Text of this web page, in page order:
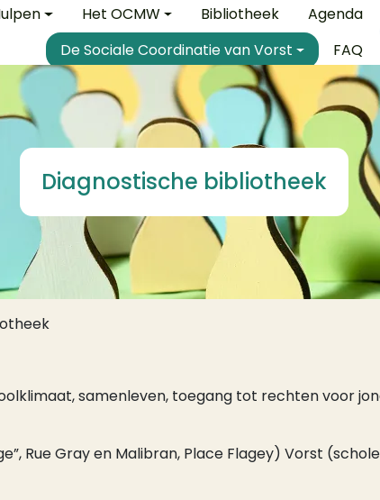
Het OCMW Bibliotheek
Agenda
De Sociale Coordinatie van Vorst
FAQ
Diagnostische bibliotheek
samenleven, toegang tot rechten voor
Rue Gray en Malibran, Place Flagey) Vorst